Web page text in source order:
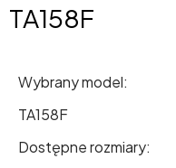
TA158F
Wybrany model:
TA158F
Dostępne rozmiary: